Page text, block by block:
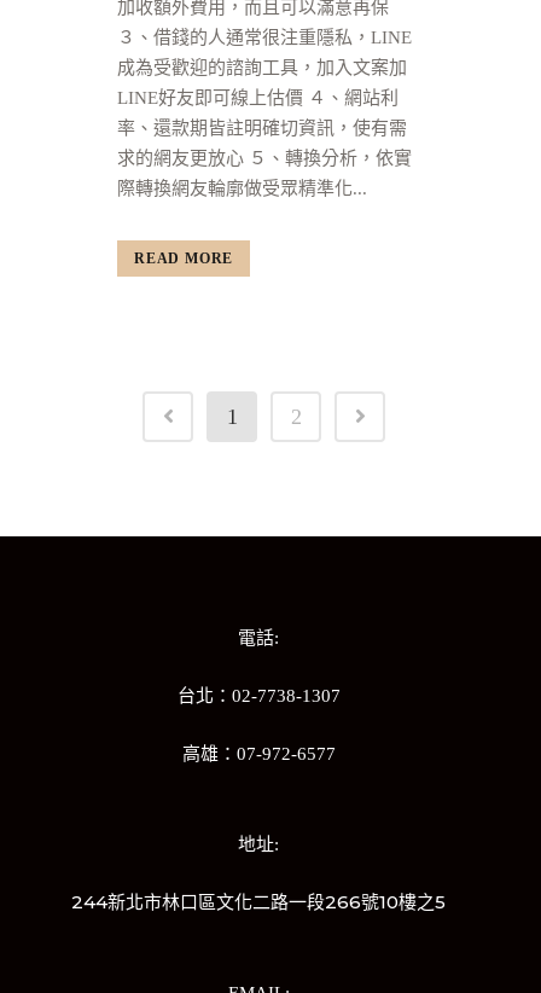
加收額外費用，而且可以滿意再保
３、借錢的人通常很注重隱私，LINE
成為受歡迎的諮詢工具，加入文案加
LINE好友即可線上估價 ４、網站利
率、還款期皆註明確切資訊，使有需
求的網友更放心 ５、轉換分析，依實
際轉換網友輪廓做受眾精準化...
READ MORE
1 2
電話:
台北：02-7738-1307
高雄：07-972-6577
地址:
244新北市林口區文化二路一段266號10樓之5